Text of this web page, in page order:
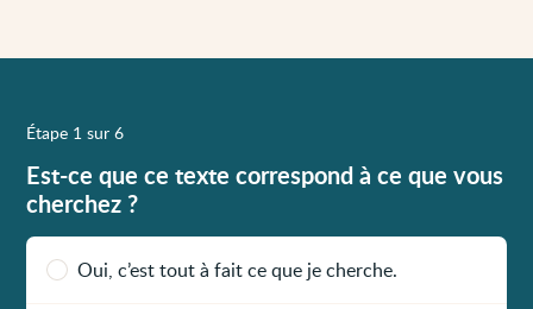
Étape 1 sur 6
Est-ce que ce texte correspond à ce que vous
cherchez ?
Oui, c’est tout à fait ce que je cherche.